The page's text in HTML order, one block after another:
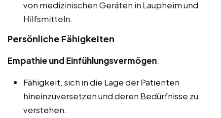
von medizinischen Geräten in Laupheim und
Hilfsmitteln.
Persönliche Fähigkeiten
Empathie und Einfühlungsvermögen:
Fähigkeit, sich in die Lage der Patienten
hineinzuversetzen und deren Bedürfnisse zu
verstehen.